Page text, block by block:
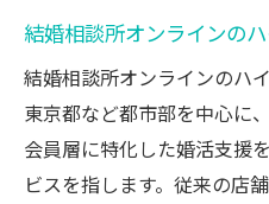
結婚相談所オンラインの
結婚相談所オンラインのハ
東京都など都市部を中心に
会員層に特化した婚活支援
ビスを指します。従来の店